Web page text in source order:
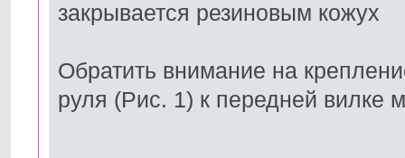
закрывается резиновым кожух
Обратить внимание на
руля (Рис. 1) к передней вилке